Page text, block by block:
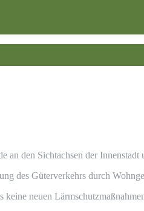
an den Sichtachsen der
des Güterverkehrs durch
neuen